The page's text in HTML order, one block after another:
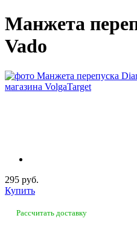
Манжета
Vado
295 руб.
Купить
Рассчитать доставку